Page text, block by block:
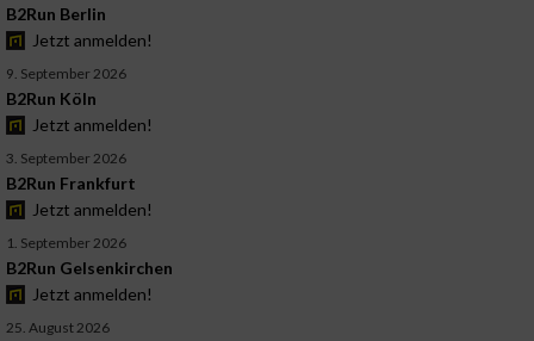
B2Run Berlin
Jetzt anmelden!
9. September 2026
B2Run Köln
Jetzt anmelden!
3. September 2026
B2Run Frankfurt
Jetzt anmelden!
1. September 2026
B2Run Gelsenkirchen
Jetzt anmelden!
25. August 2026